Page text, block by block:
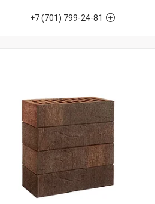
+7 (701) 799-24-81